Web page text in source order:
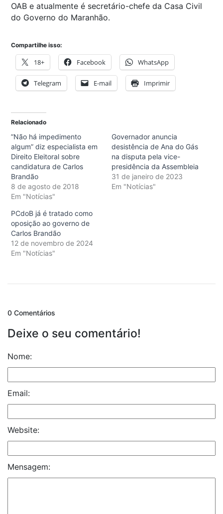
OAB e atualmente é secretário-chefe da Casa Civil
do Governo do Maranhão.
Compartilhe isso:
18+ Facebook WhatsApp
Telegram E-mail Imprimir
Relacionado
”Não há impedimento
algum” diz especialista em
Direito Eleitoral sobre
candidatura de Carlos
Brandão
8 de agosto de 2018
Em "Notícias"
Governador anuncia
desistência de Ana do Gás
na disputa pela vice-
presidência da Assembleia
31 de janeiro de 2023
Em "Notícias"
PCdoB já é tratado como
oposição ao governo de
Carlos Brandão
12 de novembro de 2024
Em "Notícias"
0 Comentários
Deixe o seu comentário!
Nome:
Email:
Website:
Mensagem: